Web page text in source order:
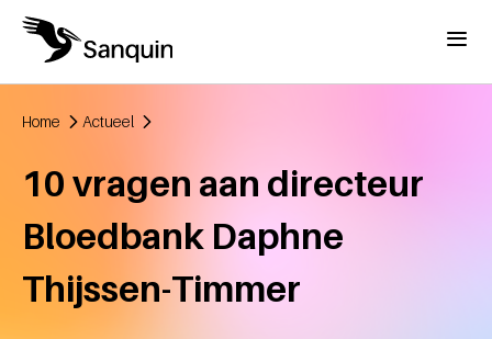
Overslaan en naar de inhoud gaan
Menu
Home Actueel
10 vragen aan directeur
Bloedbank Daphne
Thijssen-Timmer